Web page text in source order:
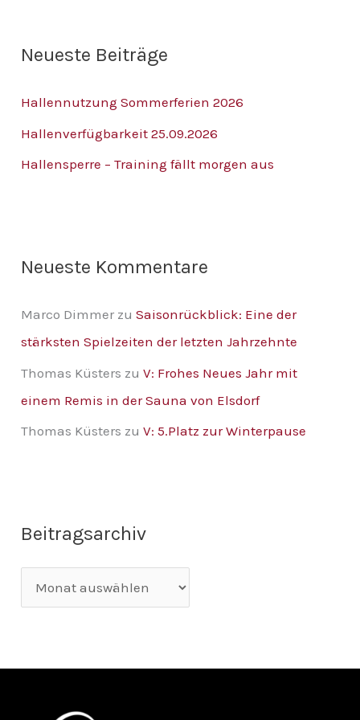
e
a
c
Neueste Beiträge
Hallennutzung Sommerferien 2026
Hallenverfügbarkeit 25.09.2026
Hallensperre – Training fällt morgen aus
Neueste Kommentare
Marco Dimmer zuSaisonrückblick: Eine der
stärksten Spielzeiten der letzten Jahrzehnte
Thomas Küsters zuV: Frohes Neues Jahr mit
einem Remis in der Sauna von Elsdorf
Thomas Küsters zuV: 5.Platz zur Winterpause
Beitragsarchiv